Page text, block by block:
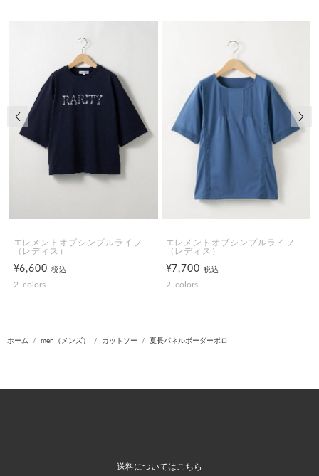
エレメントオブシンプルライフ
（レディス）
¥6,600税込
2 colors
エレメントオブシンプルライフ
（レディス）
¥7,700税込
2 colors
前の画像
ホーム men（メンズ） カットソー 夏長パネルボーダーポロ
送料についてはこちら